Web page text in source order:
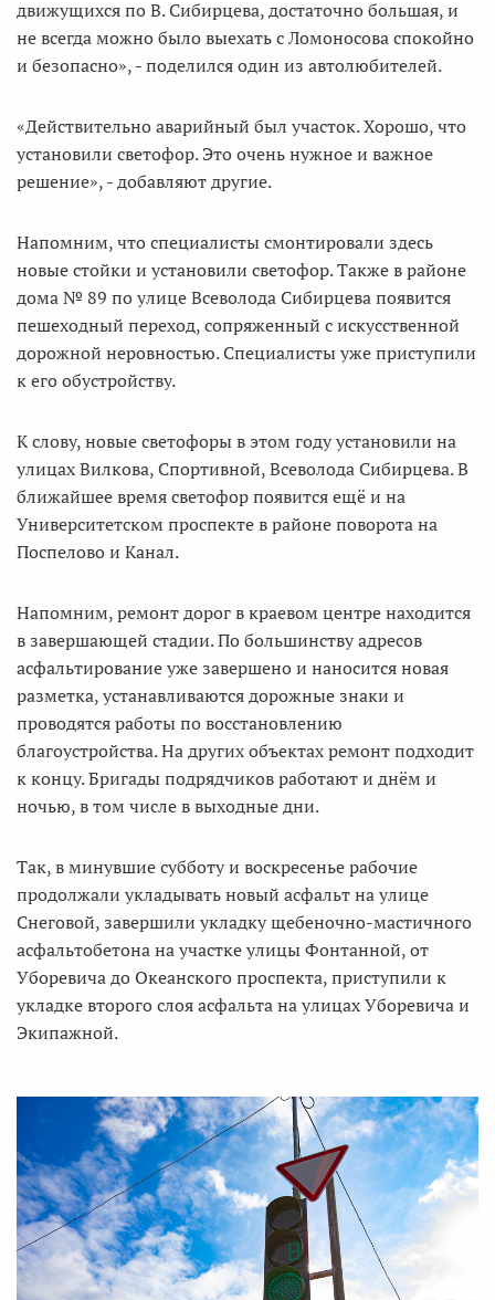
движущихся по В. Сибирцева, достаточно большая, и
не всегда можно было выехать с Ломоносова спокойно
и безопасно», - поделился один из автолюбителей.
«Действительно аварийный был участок. Хорошо, что
установили светофор. Это очень нужное и важное
решение», - добавляют другие.
Напомним, что специалисты смонтировали здесь
новые стойки и установили светофор. Также в районе
дома № 89 по улице Всеволода Сибирцева появится
пешеходный переход, сопряженный с искусственной
дорожной неровностью. Специалисты уже приступили
к его обустройству.
К слову, новые светофоры в этом году установили на
улицах Вилкова, Спортивной, Всеволода Сибирцева. В
ближайшее время светофор появится ещё и на
Университетском проспекте в районе поворота на
Поспелово и Канал.
Напомним, ремонт дорог в краевом центре находится
в завершающей стадии. По большинству адресов
асфальтирование уже завершено и наносится новая
разметка, устанавливаются дорожные знаки и
проводятся работы по восстановлению
благоустройства. На других объектах ремонт подходит
к концу. Бригады подрядчиков работают и днём и
ночью, в том числе в выходные дни.
Так, в минувшие субботу и воскресенье рабочие
продолжали укладывать новый асфальт на улице
Снеговой, завершили укладку щебеночно-мастичного
асфальтобетона на участке улицы Фонтанной, от
Уборевича до Океанского проспекта, приступили к
укладке второго слоя асфальта на улицах Уборевича и
Экипажной.